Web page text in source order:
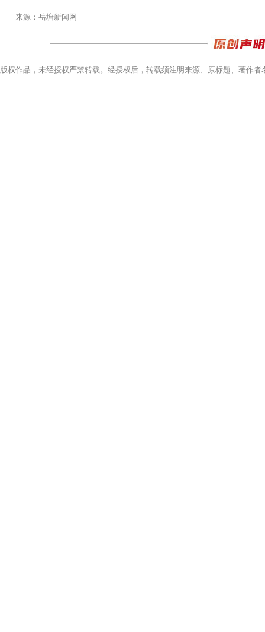
来源：岳塘新闻网
版权作品，未经授权严禁转载。经授权后，转载须注明来源、原标题、著作者